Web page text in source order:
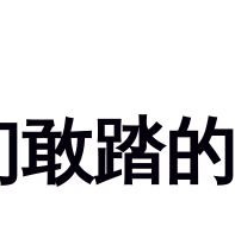
踏的